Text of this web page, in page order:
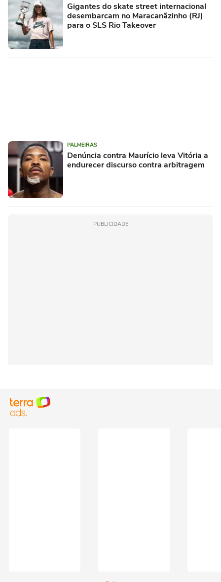
Gigantes do skate street internacional
desembarcam no Maracanãzinho (RJ)
para o SLS Rio Takeover
PALMEIRAS
Denúncia contra Maurício leva Vitória a
endurecer discurso contra arbitragem
PUBLICIDADE